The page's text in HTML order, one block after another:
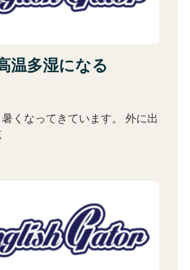
温多湿になる
くなってきています。 外に出